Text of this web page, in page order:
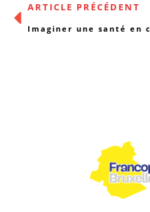
ARTICLE PRÉCÉDENT
Imaginer une santé en